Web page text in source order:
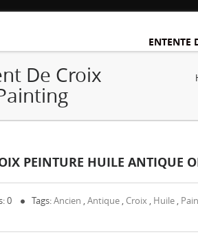
ENTENTE
De Croix
PEINTURE HUILE ANTIQUE
0 Tags:Ancien ,Antique , Croix , Huile ,